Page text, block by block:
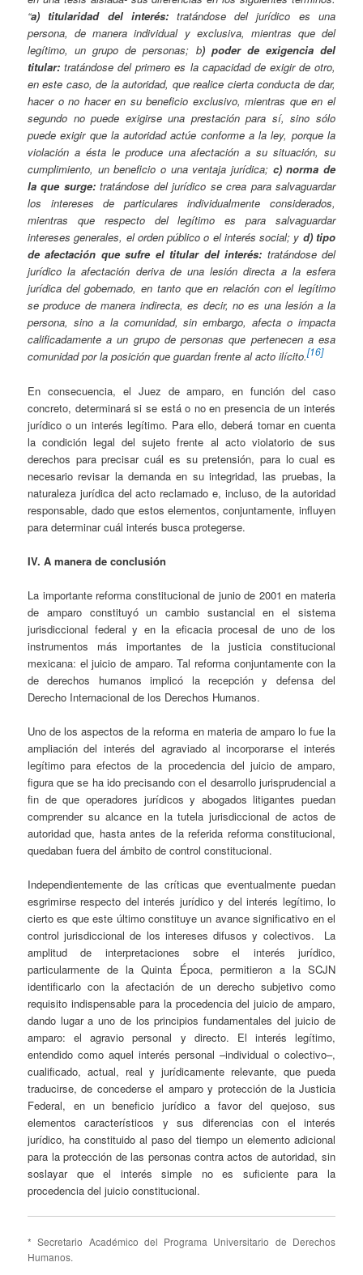
“a) titularidad del interés:tratándose del jurídico es una
persona, de manera individual y exclusiva, mientras que del
legítimo, un grupo de personas; b) poder de exigencia del
titular:tratándose del primero es la capacidad de exigir de otro,
en este caso, de la autoridad, que realice cierta conducta de dar,
hacer o no hacer en su beneficio exclusivo, mientras que en el
segundo no puede exigirse una prestación para sí, sino sólo
puede exigir que la autoridad actúe conforme a la ley, porque la
violación a ésta le produce una afectación a su situación, su
cumplimiento, un beneficio o una ventaja jurídica; c) norma de
la que surge:tratándose del jurídico se crea para salvaguardar
los intereses de particulares individualmente considerados,
mientras que respecto del legítimo es para salvaguardar
intereses generales, el orden público o el interés social; y d) tipo
de afectación que sufre el titular del interés: tratándose del
jurídico la afectación deriva de una lesión directa a la esfera
jurídica del gobernado, en tanto que en relación con el legítimo
se produce de manera indirecta, es decir, no es una lesión a la
persona, sino a la comunidad, sin embargo, afecta o impacta
calificadamente a un grupo de personas que pertenecen a esa
comunidad por la posición que guardan frente al acto ilícito.[16]
En consecuencia, el Juez de amparo, en función del caso
concreto, determinará si se está o no en presencia de un interés
jurídico o un interés legítimo. Para ello, deberá tomar en cuenta
la condición legal del sujeto frente al acto violatorio de sus
derechos para precisar cuál es su pretensión, para lo cual es
necesario revisar la demanda en su integridad, las pruebas, la
naturaleza jurídica del acto reclamado e, incluso, de la autoridad
responsable, dado que estos elementos, conjuntamente, influyen
para determinar cuál interés busca protegerse.
IV. A manera de conclusión
La importante reforma constitucional de junio de 2001 en materia
de amparo constituyó un cambio sustancial en el sistema
jurisdiccional federal y en la eficacia procesal de uno de los
instrumentos más importantes de la justicia constitucional
mexicana: el juicio de amparo. Tal reforma conjuntamente con la
de derechos humanos implicó la recepción y defensa del
Derecho Internacional de los Derechos Humanos.
Uno de los aspectos de la reforma en materia de amparo lo fue la
ampliación del interés del agraviado al incorporarse el interés
legítimo para efectos de la procedencia del juicio de amparo,
figura que se ha ido precisando con el desarrollo jurisprudencial a
fin de que operadores jurídicos y abogados litigantes puedan
comprender su alcance en la tutela jurisdiccional de actos de
autoridad que, hasta antes de la referida reforma constitucional,
quedaban fuera del ámbito de control constitucional.
Independientemente de las críticas que eventualmente puedan
esgrimirse respecto del interés jurídico y del interés legítimo, lo
cierto es que este último constituye un avance significativo en el
control jurisdiccional de los intereses difusos y colectivos. La
amplitud de interpretaciones sobre el interés jurídico,
particularmente de la Quinta Época, permitieron a la SCJN
identificarlo con la afectación de un derecho subjetivo como
requisito indispensable para la procedencia del juicio de amparo,
dando lugar a uno de los principios fundamentales del juicio de
amparo: el agravio personal y directo. El interés legítimo,
entendido como aquel interés personal –individual o colectivo–,
cualificado, actual, real y jurídicamente relevante, que pueda
traducirse, de concederse el amparo y protección de la Justicia
Federal, en un beneficio jurídico a favor del quejoso, sus
elementos característicos y sus diferencias con el interés
jurídico, ha constituido al paso del tiempo un elemento adicional
para la protección de las personas contra actos de autoridad, sin
soslayar que el interés simple no es suficiente para la
procedencia del juicio constitucional.
* Secretario Académico del Programa Universitario de Derechos
Humanos.